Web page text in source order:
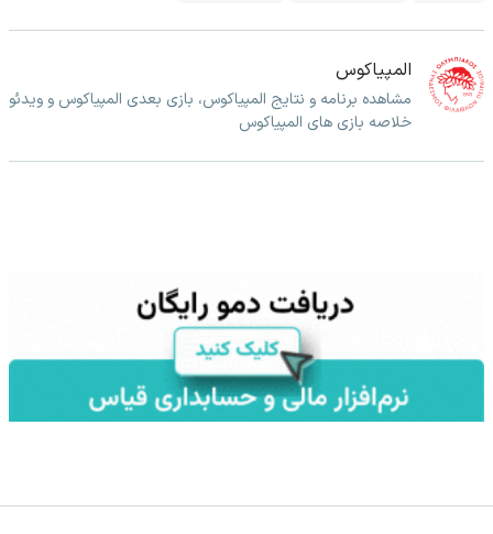
المپیاکوس
مشاهده برنامه و نتایج المپیاکوس، بازی بعدی المپیاکوس و ویدئو
خلاصه بازی های المپیاکوس